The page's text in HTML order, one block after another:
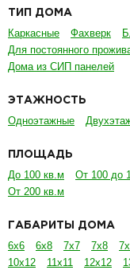
ТИП ДОМА
Каркасные Фахверк
Для постоянного
Дома из СИП панелей
ЭТАЖНОСТЬ
Одноэтажные
ПЛОЩАДЬ
До 100 кв.м От 100 до
От 200 кв.м
ГАБАРИТЫ ДОМА
6х6 6х8 7х7 7х8
10х12
11х11 12х12